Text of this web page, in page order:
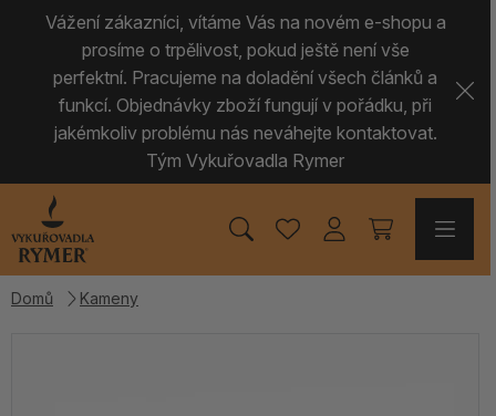
Vážení zákazníci, vítáme Vás na novém e-shopu a
prosíme o trpělivost, pokud ještě není vše
perfektní. Pracujeme na doladění všech článků a
funkcí. Objednávky zboží fungují v pořádku, při
jakémkoliv problému nás neváhejte kontaktovat.
Tým Vykuřovadla Rymer
Domů Kameny